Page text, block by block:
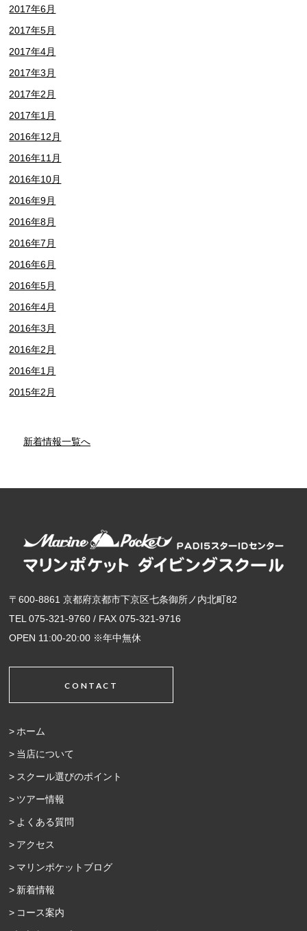
2017年6月
2017年5月
2017年4月
2017年3月
2017年2月
2017年1月
2016年12月
2016年11月
2016年10月
2016年9月
2016年8月
2016年7月
2016年6月
2016年5月
2016年4月
2016年3月
2016年2月
2016年1月
2015年2月
新着情報一覧へ
〒600-8861 京都府京都市下京区七条御所ノ内北町82
TEL 075-321-9760 / FAX 075-321-9716
OPEN 11:00-20:00 ※年中無休
CONTACT
ホーム
当店について
スクール選びのポイント
ツアー情報
よくある質問
アクセス
マリンポケットブログ
新着情報
コース案内